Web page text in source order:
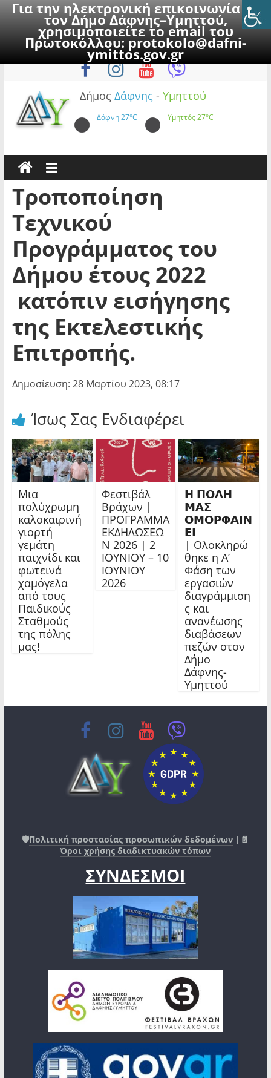
Για την ηλεκτρονική επικοινωνία με
τον Δήμο Δάφνης–Υμηττού,
χρησιμοποιείτε το email του
Πρωτοκόλλου:protokolo@dafni-
ymittos.gov.gr
to
Παρασκευή, 7 Αυγούστου 2026
Δήμος Δάφνης - Υμηττού
Δάφνη27°C Υμηττός27°C
Τροποποίηση
Τεχνικού
Προγράμματος του
Δήμου έτους 2022
κατόπιν εισήγησης
της Εκτελεστικής
Επιτροπής.
Δημοσίευση: 28 Μαρτίου 2023, 08:17
Ίσως Σας Ενδιαφέρει
Μια
πολύχρωμη
καλοκαιρινή
γιορτή
γεμάτη
παιχνίδι και
φωτεινά
χαμόγελα
από τους
Παιδικούς
Σταθμούς
της πόλης
μας!
Φεστιβάλ
Βράχων |
ΠΡΟΓΡΑΜΜΑ
ΕΚΔΗΛΩΣΕΩ
Ν 2026 | 2
ΙΟΥΝΙΟΥ – 10
ΙΟΥΝΙΟΥ
2026
𝝜 𝝥𝝤𝝠𝝜
𝝡𝝖𝝨
𝝤𝝡𝝤𝝦𝝫𝝖𝝞𝝢
𝝚𝝞
| Ολοκληρώ
θηκε η Α’
Φάση των
εργασιών
διαγράμμιση
ς και
ανανέωσης
διαβάσεων
πεζών στον
Δήμο
Δάφνης-
Υμηττού
🛡️Πολιτική προστασίας προσωπικών δεδομένων |📄
Όροι χρήσης διαδικτυακών τόπων
ΣΥΝΔΕΣΜΟΙ